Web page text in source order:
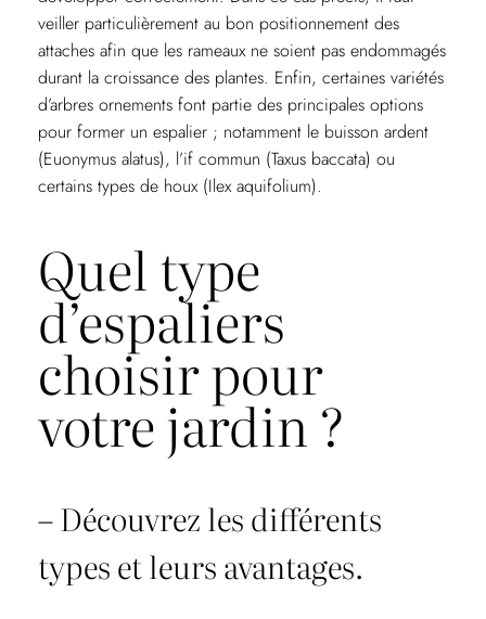
veiller particulièrement au bon positionnement des
attaches afin que les rameaux ne soient pas endommagés
durant la croissance des plantes. Enfin, certaines variétés
d’arbres ornements font partie des principales options
pour former un espalier ; notamment le buisson ardent
(Euonymus alatus), l’if commun (Taxus baccata) ou
certains types de houx (Ilex aquifolium).
Quel type
d’espaliers
choisir pour
votre jardin ?
– Découvrez les différents
types et leurs avantages.